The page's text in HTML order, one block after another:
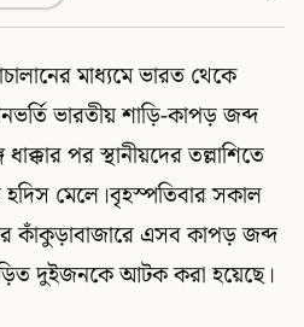
মাধ্যমে ভারত থেকে
ভারতীয় শাড়ি-কাপড় জব্দ
পর স্থানীয়দের তল্লাশিতে
মেলে।বৃহস্পতিবার সকাল
কাঁকুড়াবাজারে এসব কাপড় জব্দ
দুইজনকে আটক করা হয়েছে।